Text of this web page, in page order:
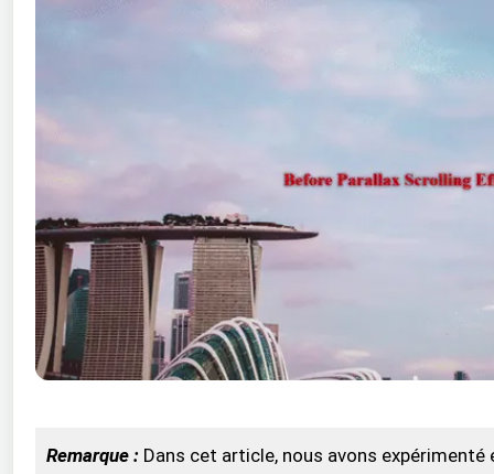
Remarque : Dans cet article, nous avons